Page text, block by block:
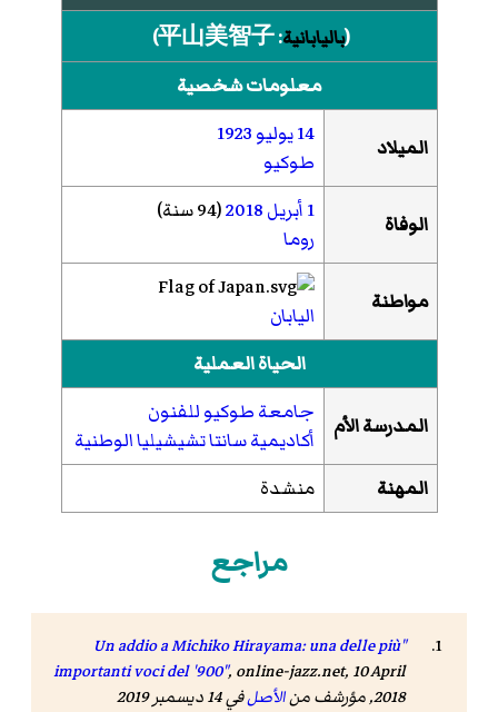
(باليابانية:
平山美智子
)‏
معلومات شخصية
الميلاد 14 يوليو
1923
طوكيو
الوفاة 1 أبريل 2018(94 سنة)
روما
مواطنة
اليابان
الحياة العملية
المدرسة الأم
جامعة طوكيو للفنون
أكاديمية سانتا تشيشيليا الوطنية
المهنة
منشدة
مراجع
"Un addio a Michiko Hirayama: una delle più
importanti voci del '900", online-jazz.net, 10 April
2018, مؤرشف من
الأصلفي 14 ديسمبر 2019